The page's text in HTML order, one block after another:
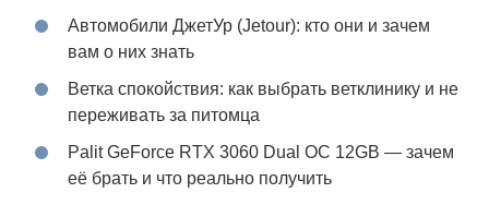
Автомобили ДжетУр (Jetour): кто они и зачем
вам о них знать
Ветка спокойствия: как выбрать ветклинику и не
переживать за питомца
Palit GeForce RTX 3060 Dual OC 12GB — зачем
её брать и что реально получить